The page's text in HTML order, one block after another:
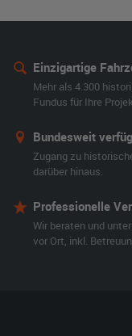
Einzigartige
Mehr als 4.300
Fundus für Ihre
Bundesweit
Zugang zu
darüber hinaus.
Professionelle
Wir beraten und
vor Ort, inkl.